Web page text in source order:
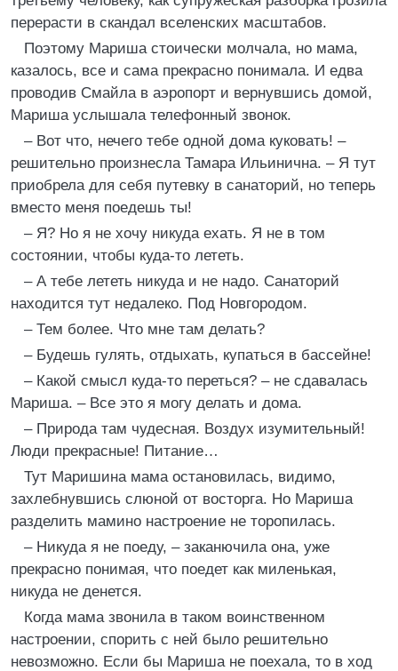
перерасти в скандал вселенских масштабов.
Поэтому Мариша стоически молчала, но мама,
казалось, все и сама прекрасно понимала. И едва
проводив Смайла в аэропорт и вернувшись домой,
Мариша услышала телефонный звонок.
– Вот что, нечего тебе одной дома куковать! –
решительно произнесла Тамара Ильинична. – Я тут
приобрела для себя путевку в санаторий, но теперь
вместо меня поедешь ты!
– Я? Но я не хочу никуда ехать. Я не в том
состоянии, чтобы куда-то лететь.
– А тебе лететь никуда и не надо. Санаторий
находится тут недалеко. Под Новгородом.
– Тем более. Что мне там делать?
– Будешь гулять, отдыхать, купаться в бассейне!
– Какой смысл куда-то переться? – не сдавалась
Мариша. – Все это я могу делать и дома.
– Природа там чудесная. Воздух изумительный!
Люди прекрасные! Питание…
Тут Маришина мама остановилась, видимо,
захлебнувшись слюной от восторга. Но Мариша
разделить мамино настроение не торопилась.
– Никуда я не поеду, – заканючила она, уже
прекрасно понимая, что поедет как миленькая,
никуда не денется.
Когда мама звонила в таком воинственном
настроении, спорить с ней было решительно
невозможно. Если бы Мариша не поехала, то в ход